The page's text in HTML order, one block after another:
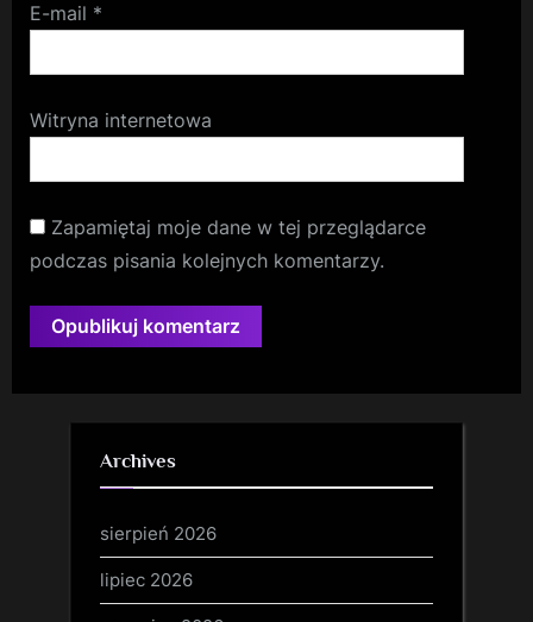
E-mail *
Witryna internetowa
Zapamiętaj moje dane w tej przeglądarce
podczas pisania kolejnych komentarzy.
Archives
sierpień 2026
lipiec 2026